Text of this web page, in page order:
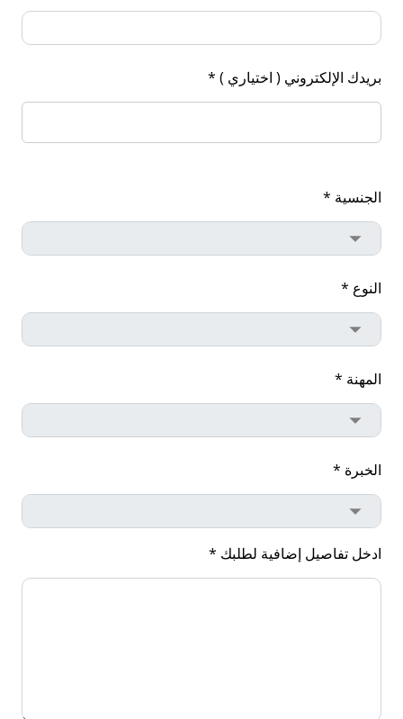
بريدك الإلكتروني ( اختياري ) *
الجنسية *
النوع *
المهنة *
الخبرة *
ادخل تفاصيل إضافية لطلبك *